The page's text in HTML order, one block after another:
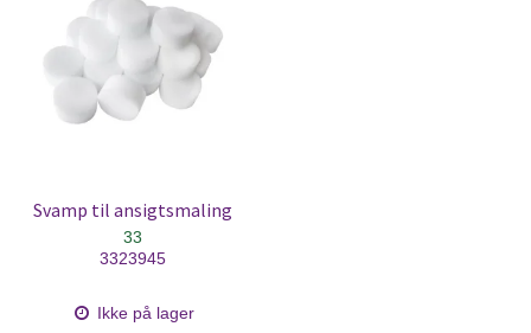
Svamp til ansigtsmaling
33
3323945
Ikke på lager